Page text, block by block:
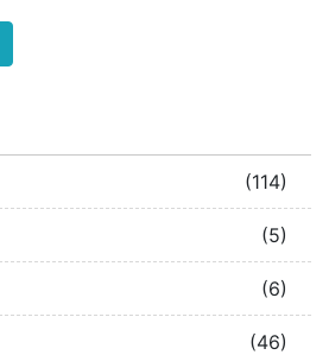
(114)
(5)
(6)
(46)